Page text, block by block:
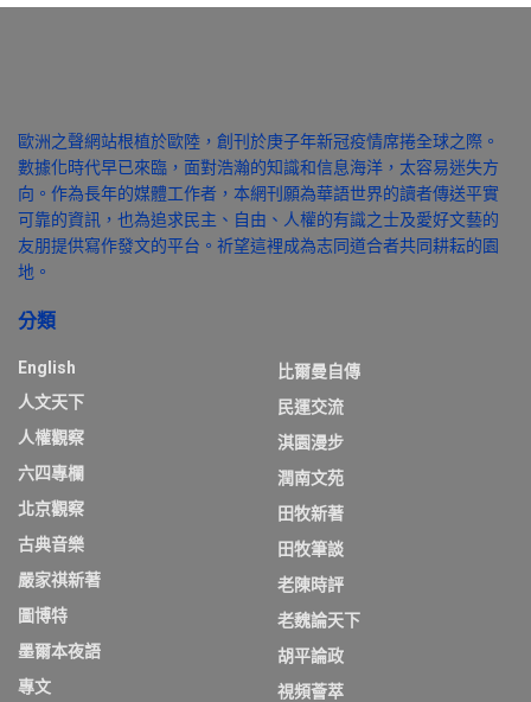
歐洲之聲網站根植於歐陸，創刊於庚子年新冠疫情席捲全球之際。
數據化時代早已來臨，面對浩瀚的知識和信息海洋，太容易迷失方
向。作為長年的媒體工作者，本網刊願為華語世界的讀者傳送平實
可靠的資訊，也為追求民主、自由、人權的有識之士及愛好文藝的
友朋提供寫作發文的平台。祈望這裡成為志同道合者共同耕耘的園
地。
分類
English
人文天下
人權觀察
六四專欄
北京觀察
古典音樂
嚴家祺新著
圖博特
墨爾本夜語
專文
比爾曼自傳
民運交流
淇園漫步
潤南文苑
田牧新著
田牧筆談
老陳時評
老魏論天下
胡平論政
視頻薈萃